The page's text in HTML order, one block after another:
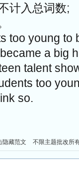
计入总词数;
too young to
a big
talent
too
so.
隐藏范文 不限主题批改所